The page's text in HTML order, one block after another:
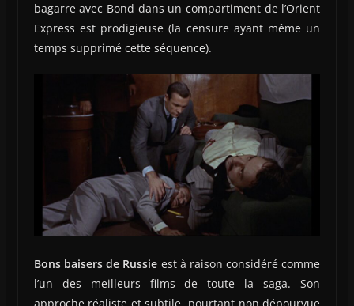
bagarre avec Bond dans un compartiment de l’Orient
Express est prodigieuse (la censure ayant même un
temps supprimé cette séquence).
Bons baisers de Russie est à raison considéré comme
l’un des meilleurs films de toute la saga. Son